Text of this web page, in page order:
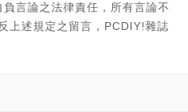
言論之法律責任，所有言論不
上述規定之留言，PCDIY!雜誌